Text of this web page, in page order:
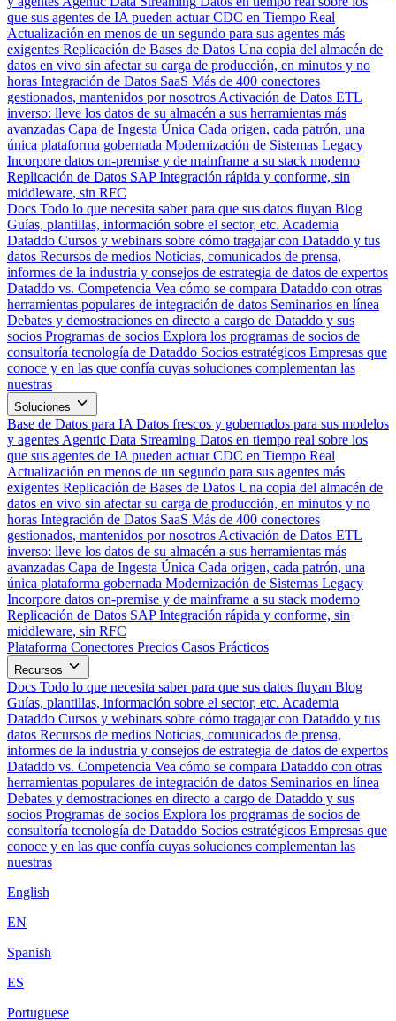
que sus agentes de IA pueden actuar CDC en Tiempo Real
Actualización en menos de un segundo para sus agentes más
exigentes Replicación de Bases de Datos Una copia del almacén de
datos en vivo sin afectar su carga de producción, en minutos y no
horas Integración de Datos SaaS Más de 400 conectores
gestionados, mantenidos por nosotros Activación de Datos ETL
inverso: lleve los datos de su almacén a sus herramientas más
avanzadas Capa de Ingesta Única Cada origen, cada patrón, una
única plataforma gobernada Modernización de Sistemas Legacy
Incorpore datos on-premise y de mainframe a su stack moderno
Replicación de Datos SAP Integración rápida y conforme, sin
middleware, sin RFC
Docs Todo lo que necesita saber para que sus datos fluyan Blog
Guías, plantillas, información sobre el sector, etc. Academia
Dataddo Cursos y webinars sobre cómo tragajar con Dataddo y tus
datos Recursos de medios Noticias, comunicados de prensa,
informes de la industria y consejos de estrategia de datos de expertos
Dataddo vs. Competencia Vea cómo se compara Dataddo con otras
herramientas populares de integración de datos Seminarios en línea
Debates y demostraciones en directo a cargo de Dataddo y sus
socios Programas de socios Explora los programas de socios de
consultoría tecnología de Dataddo Socios estratégicos Empresas que
conoce y en las que confía cuyas soluciones complementan las
nuestras
Soluciones
Base de Datos para IA Datos frescos y gobernados para sus modelos
y agentes Agentic Data Streaming Datos en tiempo real sobre los
que sus agentes de IA pueden actuar CDC en Tiempo Real
Actualización en menos de un segundo para sus agentes más
exigentes Replicación de Bases de Datos Una copia del almacén de
datos en vivo sin afectar su carga de producción, en minutos y no
horas Integración de Datos SaaS Más de 400 conectores
gestionados, mantenidos por nosotros Activación de Datos ETL
inverso: lleve los datos de su almacén a sus herramientas más
avanzadas Capa de Ingesta Única Cada origen, cada patrón, una
única plataforma gobernada Modernización de Sistemas Legacy
Incorpore datos on-premise y de mainframe a su stack moderno
Replicación de Datos SAP Integración rápida y conforme, sin
middleware, sin RFC
Plataforma Conectores Precios Casos Prácticos
Recursos
Docs Todo lo que necesita saber para que sus datos fluyan Blog
Guías, plantillas, información sobre el sector, etc. Academia
Dataddo Cursos y webinars sobre cómo tragajar con Dataddo y tus
datos Recursos de medios Noticias, comunicados de prensa,
informes de la industria y consejos de estrategia de datos de expertos
Dataddo vs. Competencia Vea cómo se compara Dataddo con otras
herramientas populares de integración de datos Seminarios en línea
Debates y demostraciones en directo a cargo de Dataddo y sus
socios Programas de socios Explora los programas de socios de
consultoría tecnología de Dataddo Socios estratégicos Empresas que
conoce y en las que confía cuyas soluciones complementan las
nuestras
English
EN
Spanish
ES
Portuguese